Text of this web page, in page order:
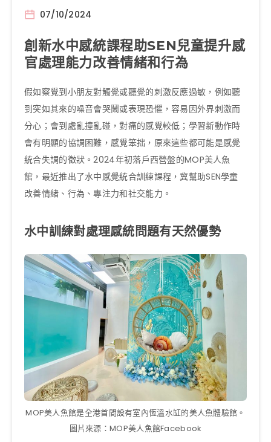
07/10/2024
創新水中感統課程助SEN兒童提升感
官處理能力改善情緒和行為
假如察覺到小朋友對觸覺或聽覺的刺激反應過敏，例如聽
到突如其來的噪音會哭鬧或表現恐懼，容易因外界刺激而
分心；會到處亂撞亂碰，對痛的感覺較低；學習新動作時
會有明顯的協調困難，感覺笨拙，原來這些都可能是感覺
統合失調的徵狀。2024年初落戶西營盤的MOP美人魚
館，最近推出了水中感覺統合訓練課程，冀幫助SEN學童
改善情緒、行為、專注力和社交能力。
水中訓練對處理感統問題有天然優勢
MOP美人魚館是全港首間設有室內恆溫水缸的美人魚體驗館。
圖片來源：MOP美人魚館Facebook